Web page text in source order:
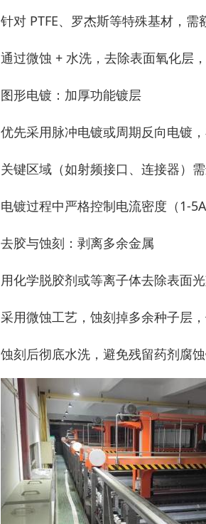
针对 PTFE、罗杰斯等特殊基材，
通过微蚀 + 水洗，去除表面氧化层
图形电镀：加厚功能镀层
优先采用脉冲电镀或周期反向电镀
关键区域（如射频接口、连接器）
电镀过程中严格控制电流密度（1-
去胶与蚀刻：剥离多余金属
用化学脱胶剂或等离子体去除表面
采用微蚀工艺，蚀刻掉多余种子层
蚀刻后彻底水洗，避免残留药剂腐蚀